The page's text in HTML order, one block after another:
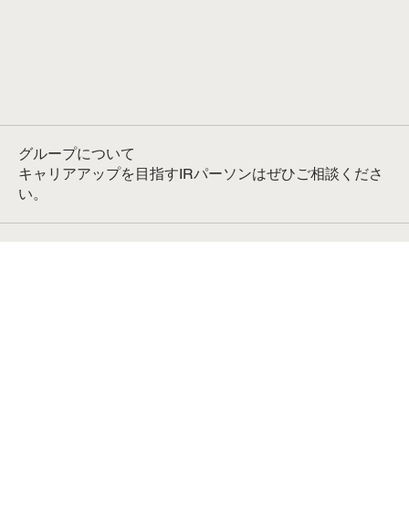
グループについて
キャリアアップを目指すIRパーソンはぜひご相談くださ
い。